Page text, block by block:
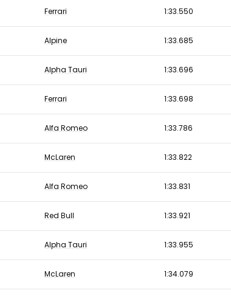
Ferrari 1:33.550
Alpine 1:33.685
Alpha Tauri 1:33.696
Ferrari 1:33.698
Alfa Romeo 1:33.786
McLaren 1:33.822
Alfa Romeo 1:33.831
Red Bull 1:33.921
Alpha Tauri 1:33.955
McLaren 1:34.079